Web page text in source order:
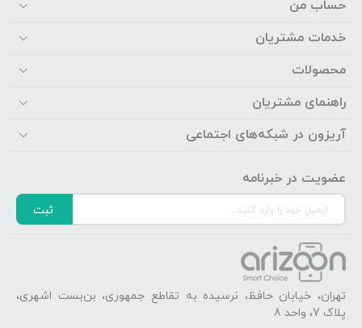
حساب من
خدمات مشتریان
محصولات
راهنمای مشتریان
آریزون در شبکه‌های اجتماعی
عضویت در خبرنامه
ثبت
تهران، خیابان حافظ، نرسیده به تقاطع جمهوری، بن‌بست اشهری،
پلاک 7، واحد 8